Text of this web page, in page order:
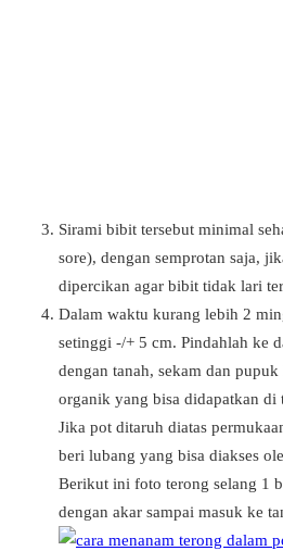
Sirami bibit tersebut minimal
sore), dengan semprotan saja,
dipercikan agar bibit tidak lari
Dalam waktu kurang lebih 2
setinggi -/+ 5 cm. Pindahlah ke
dengan tanah, sekam dan
organik yang bisa didapatkan di
Jika pot ditaruh diatas
beri lubang yang bisa diakses
Berikut ini foto terong selang 1
dengan akar sampai masuk ke